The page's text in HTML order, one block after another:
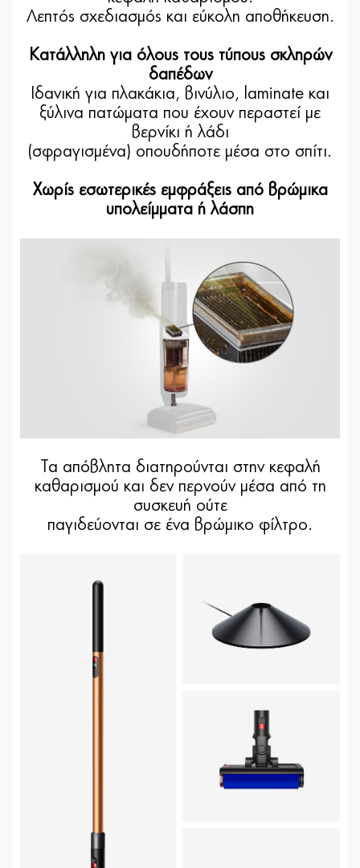
Λεπτός σχεδιασμός και εύκολη αποθήκευση.
Κατάλληλη για όλους τους τύπους σκληρών
δαπέδων
Ιδανική για πλακάκια, βινύλιο, laminate και
ξύλινα πατώματα που έχουν περαστεί με
βερνίκι ή λάδι
(σφραγισμένα) οπουδήποτε μέσα στο σπίτι.
Χωρίς εσωτερικές εμφράξεις από βρώμικα
υπολείμματα ή λάσπη
Τα απόβλητα διατηρούνται στην κεφαλή
καθαρισμού και δεν περνούν μέσα από τη
συσκευή ούτε
παγιδεύονται σε ένα βρώμικο φίλτρο.